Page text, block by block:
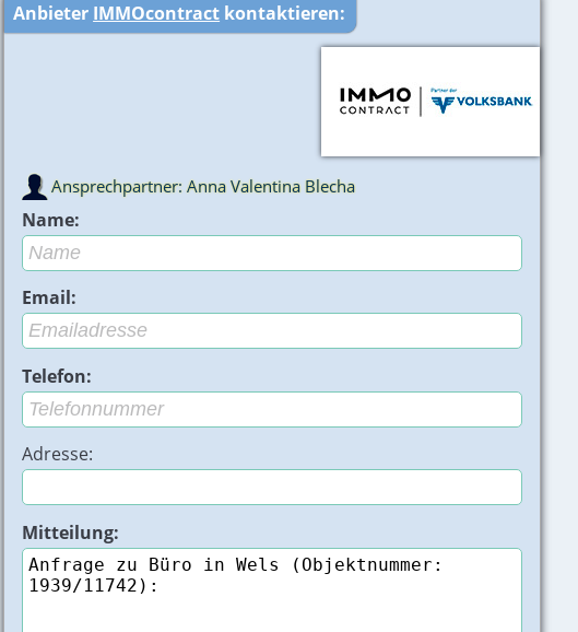
20230302 102028 - Bild 2 von 10
Anbieter IMMOcontract kontaktieren:
Ansprechpartner: Anna Valentina Blecha
Name:
Email:
Telefon:
Adresse:
Mitteilung: